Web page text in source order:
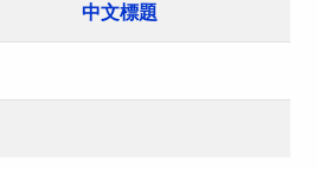
中文標題